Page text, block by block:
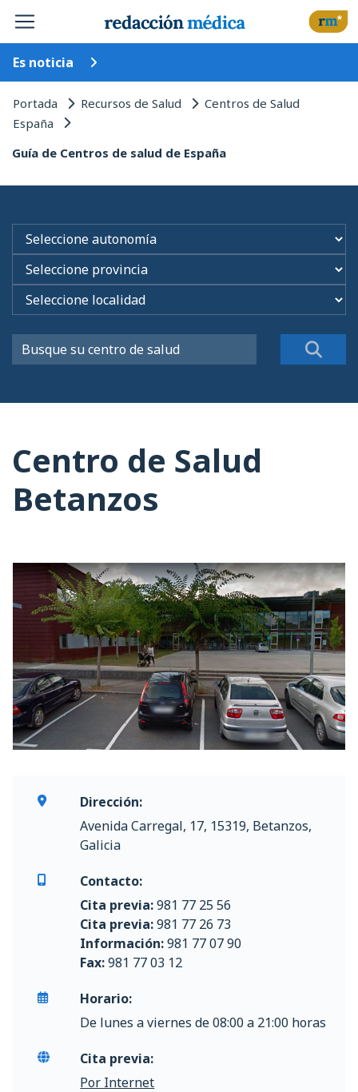
Es noticia
Portada Recursos de Salud Centros de Salud
España
Guía de Centros de salud de España
Centro de Salud
Betanzos
Dirección:
Avenida Carregal, 17, 15319, Betanzos,
Galicia
Contacto:
Cita previa:981 77 25 56
Cita previa:981 77 26 73
Información:981 77 07 90
Fax:981 77 03 12
Horario:
De lunes a viernes de 08:00 a 21:00 horas
Cita previa:
Por Internet